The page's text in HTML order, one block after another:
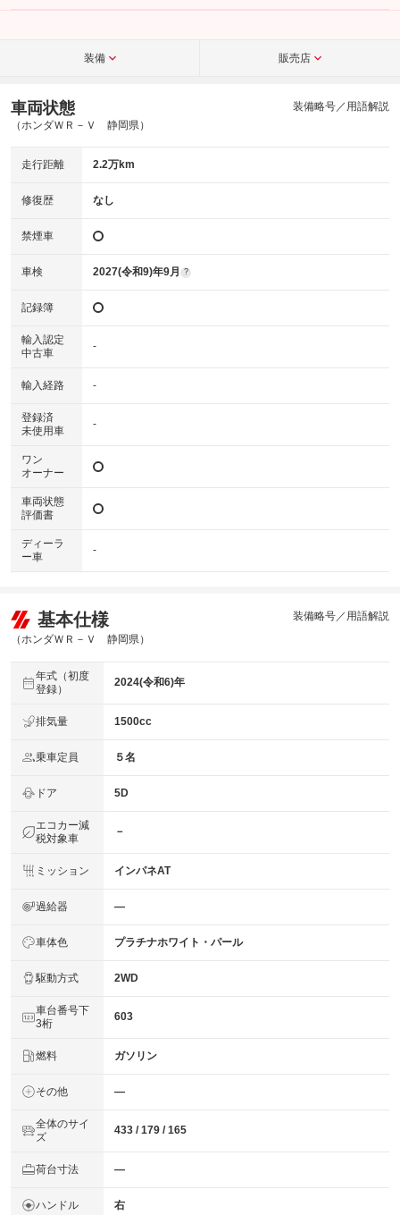
こちら
装備 販売店
車両状態
（ホンダＷＲ－Ｖ 静岡県）
装備略号／用語解説
走行距離 2.2万km
修復歴 なし
禁煙車
車検 2027(令和9)年9月 ?
記録簿
輸入認定
中古車
-
輸入経路 -
登録済
未使用車
-
ワン
オーナー
車両状態
評価書
ディーラ
ー車
-
基本仕様
（ホンダＷＲ－Ｖ 静岡県）
装備略号／用語解説
年式（初度
登録）
2024(令和6)年
排気量 1500cc
乗車定員 ５名
ドア 5D
エコカー減
税対象車
－
ミッション インパネAT
過給器 ―
車体色 プラチナホワイト・パール
駆動方式 2WD
車台番号下
3桁
603
燃料 ガソリン
その他 ―
全体のサイ
ズ
433 / 179 / 165
荷台寸法 ―
ハンドル 右